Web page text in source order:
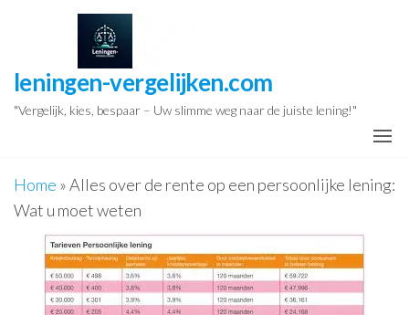
inhoud
leningen-vergelijken.com
"Vergelijk, kies, bespaar – Uw slimme weg naar de juiste lening!"
Home »Alles over de rente op een persoonlijke lening:
Wat u moet weten